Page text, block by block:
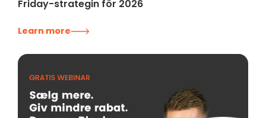
Friday-strategin för 2026
Learn more